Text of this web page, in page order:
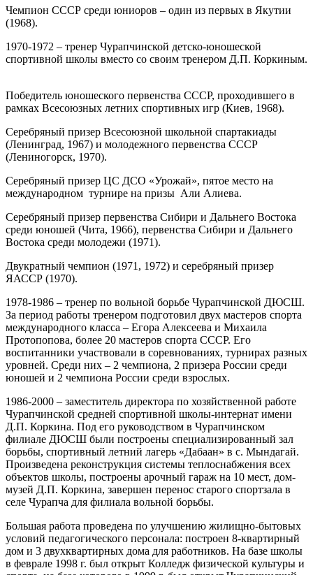
Чемпион СССР среди юниоров – один из первых в Якутии
(1968).
1970-1972 – тренер Чурапчинской детско-юношеской
спортивной школы вместо со своим тренером Д.П. Коркиным.
Победитель юношеского первенства СССР, проходившего в
рамках Всесоюзных летних спортивных игр (Киев, 1968).
Серебряный призер Всесоюзной школьной спартакиады
(Ленинград, 1967) и молодежного первенства СССР
(Лениногорск, 1970).
Серебряный призер ЦС ДСО «Урожай», пятое место на
международном турнире на призы Али Алиева.
Серебряный призер первенства Сибири и Дальнего Востока
среди юношей (Чита, 1966), первенства Сибири и Дальнего
Востока среди молодежи (1971).
Двукратный чемпион (1971, 1972) и серебряный призер
ЯАССР (1970).
1978-1986 – тренер по вольной борьбе Чурапчинской ДЮСШ.
За период работы тренером подготовил двух мастеров спорта
международного класса – Егора Алексеева и Михаила
Протопопова, более 20 мастеров спорта СССР. Его
воспитанники участвовали в соревнованиях, турнирах разных
уровней. Среди них – 2 чемпиона, 2 призера России среди
юношей и 2 чемпиона России среди взрослых.
1986-2000 – заместитель директора по хозяйственной работе
Чурапчинской средней спортивной школы-интернат имени
Д.П. Коркина. Под его руководством в Чурапчинском
филиале ДЮСШ были построены специализированный зал
борьбы, спортивный летний лагерь «Дабаан» в с. Мындагай.
Произведена реконструкция системы теплоснабжения всех
объектов школы, построены арочный гараж на 10 мест, дом-
музей Д.П. Коркина, завершен перенос старого спортзала в
селе Чурапча для филиала вольной борьбы.
Большая работа проведена по улучшению жилищно-бытовых
условий педагогического персонала: построен 8-квартирный
дом и 3 двухквартирных дома для работников. На базе школы
в феврале 1998 г. был открыт Колледж физической культуры и